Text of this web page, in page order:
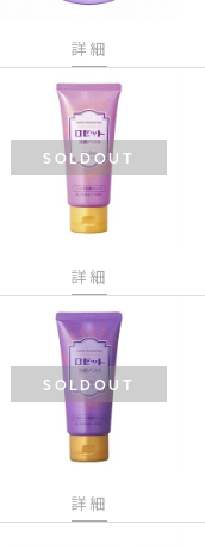
詳細
SOLDOUT
詳細
SOLDOUT
詳細